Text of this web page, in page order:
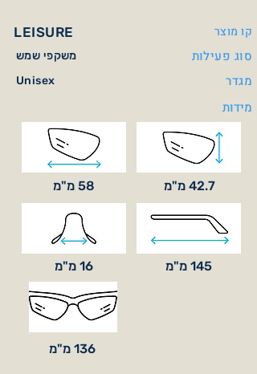
LEISURE קו מוצר
משקפי שמש סוג פעילות
Unisex
מגדר
מידות
58 מ"מ 42.7 מ"מ
16 מ"מ 145 מ"מ
136 מ"מ